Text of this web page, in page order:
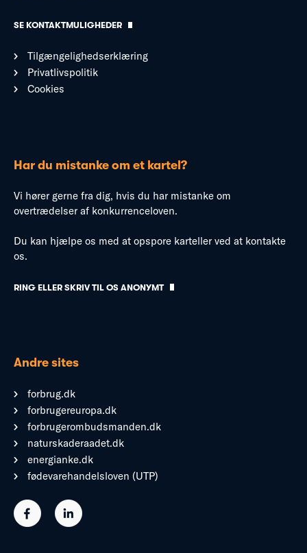
SE KONTAKTMULIGHEDER
Tilgængelighedserklæring
Privatlivspolitik
Cookies
Har du mistanke om et kartel?
Vi hører gerne fra dig, hvis du har mistanke om
overtrædelser af konkurrenceloven.
Du kan hjælpe os med at opspore karteller ved at kontakte
os.
RING ELLER SKRIV TIL OS ANONYMT
Andre sites
forbrug.dk
forbrugereuropa.dk
forbrugerombudsmanden.dk
naturskaderaadet.dk
energianke.dk
fødevarehandelsloven (UTP)